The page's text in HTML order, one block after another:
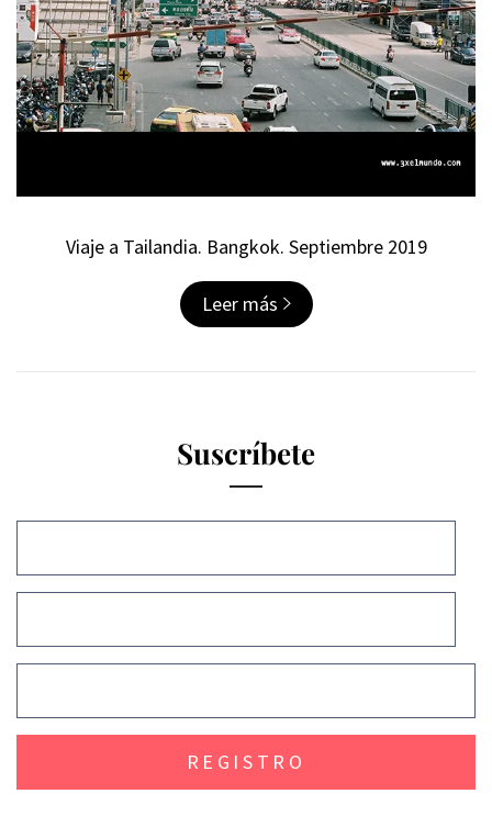
Viaje a Tailandia. Bangkok. Septiembre 2019
Leer más
Suscríbete